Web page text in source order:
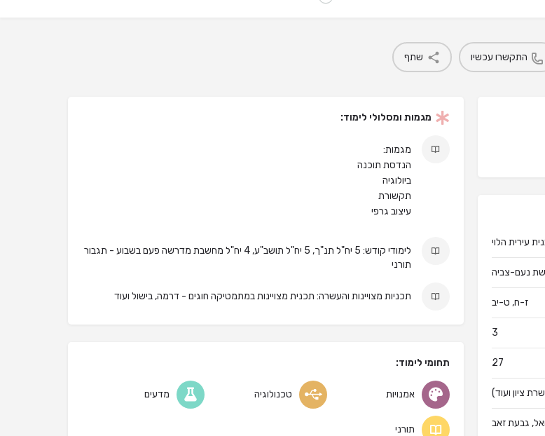
התקשרו עכשיו שתף
עירית הלוי
נעם-צביה
ז-ח, ט-יב
3
27
ציון ועוד)
גבעת זאב
מגמות ומסלולי לימוד:
מגמות:
הנדסת תוכנה
ביולוגיה
תקשורת
עיצוב גרפי
לימודי קודש: 5 יח"ל תנ"ך, 5 יח"ל תושב"ע, 4 יח"ל מחשבת מדרשה פעם בשבוע - תגבור
תורני
תכניות מצויינות והעשרה: תכנית מצויינות במתמטיקה חוגים - דרמה, בישול ועוד
תחומי לימוד:
אמנויות טכנולוגיה מדעים
תורני